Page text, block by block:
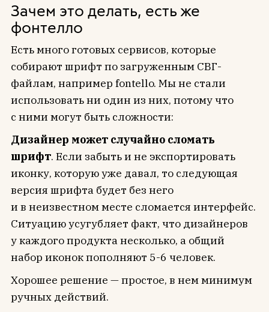
Зачем это делать, есть же
фонтелло
Есть много готовых сервисов, которые
собирают шрифт по загруженным СВГ-
файлам, например fontello. Мы не стали
использовать ни один из них, потому что
с ними могут быть сложности:
Дизайнер может случайно сломать
шрифт. Если забыть и не экспортировать
иконку, которую уже давал, то следующая
версия шрифта будет без него
и в неизвестном месте сломается интерфейс.
Ситуацию усугубляет факт, что дизайнеров
у каждого продукта несколько, а общий
набор иконок пополняют 5-6 человек.
Хорошее решение — простое, в нем минимум
ручных действий.